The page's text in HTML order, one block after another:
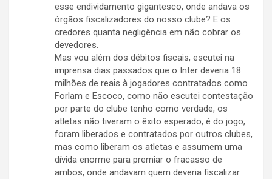
esse endividamento gigantesco, onde andava os
órgãos fiscalizadores do nosso clube? E os
credores quanta negligência em não cobrar os
devedores.
Mas vou além dos débitos fiscais, escutei na
imprensa dias passados que o Inter deveria 18
milhões de reais à jogadores contratados como
Forlam e Escoco, como não escutei contestação
por parte do clube tenho como verdade, os
atletas não tiveram o êxito esperado, é do jogo,
foram liberados e contratados por outros clubes,
mas como liberam os atletas e assumem uma
dívida enorme para premiar o fracasso de
ambos, onde andavam quem deveria fiscalizar